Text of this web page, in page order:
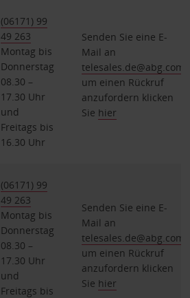
(06171) 99
49 263
Montag bis
Donnerstag
08.30 –
17.30 Uhr
und
Freitags bis
16.30 Uhr
Senden Sie eine E-
Mail an
telesales.de@abg.com
um einen Rückruf
anzufordern klicken
Sie hier
(06171) 99
49 263
Montag bis
Donnerstag
08.30 –
17.30 Uhr
und
Freitags bis
Senden Sie eine E-
Mail an
telesales.de@abg.com
um einen Rückruf
anzufordern klicken
Sie hier